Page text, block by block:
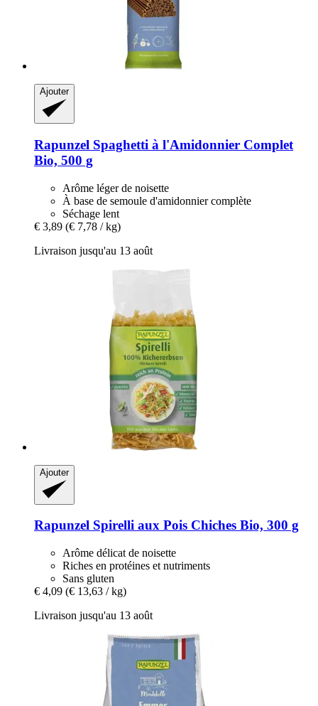
Ajouter
Rapunzel Spaghetti à l'Amidonnier Complet
Bio, 500 g
Arôme léger de noisette
À base de semoule d'amidonnier complète
Séchage lent
€ 3,89 (€ 7,78 / kg)
Livraison jusqu'au 13 août
Ajouter
Rapunzel Spirelli aux Pois Chiches Bio, 300 g
Arôme délicat de noisette
Riches en protéines et nutriments
Sans gluten
€ 4,09 (€ 13,63 / kg)
Livraison jusqu'au 13 août